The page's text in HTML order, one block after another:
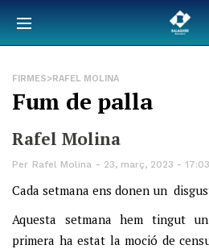
FIRMES>RAFEL MOLINA
Fum de palla
Rafel Molina
Per Rafel Molina 23, març, 2023 - 17:03
Cada setmana ens donen un
Aquesta setmana hem tingut
primera ha estat la moció de